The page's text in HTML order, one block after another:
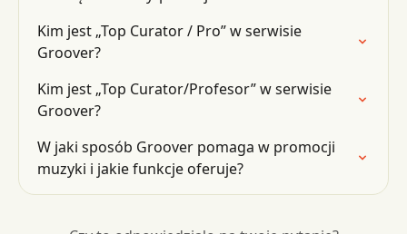
Kim jest „Top Curator / Pro” w serwisie
Groover?
Kim jest „Top Curator/Profesor” w serwisie
Groover?
W jaki sposób Groover pomaga w promocji
muzyki i jakie funkcje oferuje?